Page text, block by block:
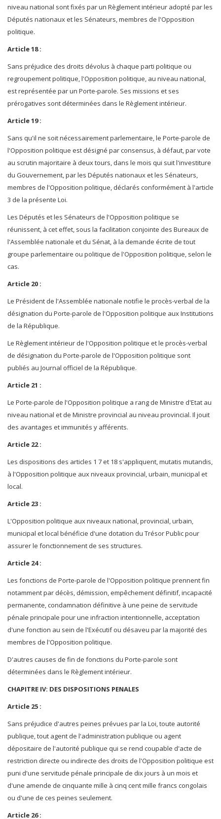
niveau national sont fixés par un Règlement intérieur adopté par les
Députés nationaux et les Sénateurs, membres de l'Opposition
politique.
Article 18 :
Sans préjudice des droits dévolus à chaque parti politique ou
regroupement politique, l'Opposition politique, au niveau national,
est représentée par un Porte-parole. Ses missions et ses
prérogatives sont déterminées dans le Règlement intérieur.
Article 19 :
Sans qu'il ne soit nécessairement parlementaire, le Porte-parole de
l'Opposition politique est désigné par consensus, à défaut, par vote
au scrutin majoritaire à deux tours, dans le mois qui suit l'investiture
du Gouvernement, par les Députés nationaux et les Sénateurs,
membres de l'Opposition politique, déclarés conformément à l'article
3 de la présente Loi.
Les Députés et les Sénateurs de l'Opposition politique se
réunissent, à cet effet, sous la facilitation conjointe des Bureaux de
l'Assemblée nationale et du Sénat, à la demande écrite de tout
groupe parlementaire ou politique de l'Opposition politique, selon le
cas.
Article 20 :
Le Président de l'Assemblée nationale notifie le procès-verbal de la
désignation du Porte-parole de l'Opposition politique aux Institutions
de la République.
Le Règlement intérieur de l'Opposition politique et le procès-verbal
de désignation du Porte-parole de l'Opposition politique sont
publiés au Journal officiel de la République.
Article 21 :
Le Porte-parole de l'Opposition politique a rang de Ministre d'Etat au
niveau national et de Ministre provincial au niveau provincial. Il jouit
des avantages et immunités y afférents.
Article 22 :
Les dispositions des articles 1 7 et 18 s'appliquent, mutatis mutandis,
à l'Opposition politique aux niveaux provincial, urbain, municipal et
local.
Article 23 :
L'Opposition politique aux niveaux national, provincial, urbain,
municipal et local bénéficie d'une dotation du Trésor Public pour
assurer le fonctionnement de ses structures.
Article 24 :
Les fonctions de Porte-parole de l'Opposition politique prennent fin
notamment par décès, démission, empêchement définitif, incapacité
permanente, condamnation définitive à une peine de servitude
pénale principale pour une infraction intentionnelle, acceptation
d'une fonction au sein de l'Exécutif ou désaveu par la majorité des
membres de l'Opposition politique.
D'autres causes de fin de fonctions du Porte-parole sont
déterminées dans le Règlement intérieur.
CHAPITRE IV: DES DISPOSITIONS PENALES
Article 25 :
Sans préjudice d'autres peines prévues par la Loi, toute autorité
publique, tout agent de l'administration publique ou agent
dépositaire de l'autorité publique qui se rend coupable d'acte de
restriction directe ou indirecte des droits de l'Opposition politique est
puni d'une servitude pénale principale de dix jours à un mois et
d'une amende de cinquante mille à cinq cent mille francs congolais
ou d'une de ces peines seulement.
Article 26 :